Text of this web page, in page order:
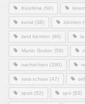
Kinofilme (50)
kunst (38) kärnten
land kärnten (46)
Martin Gruber (58)
nachrichten (280)
sara schaar (47)
sport (52) spö (53)